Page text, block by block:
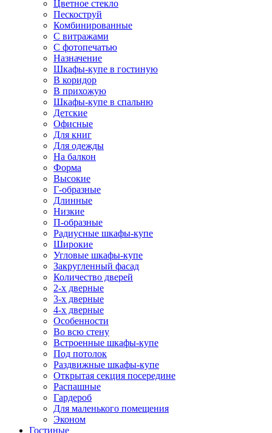
Цветное стекло
Пескоструй
Комбинированные
С витражами
С фотопечатью
Назначение
Шкафы-купе в гостиную
В коридор
В прихожую
Шкафы-купе в спальню
Детские
Офисные
Для книг
Для одежды
На балкон
Форма
Высокие
Г-образные
Длинные
Низкие
П-образные
Радиусные шкафы-купе
Широкие
Угловые шкафы-купе
Закругленный фасад
Количество дверей
2-х дверные
3-х дверные
4-х дверные
Особенности
Во всю стену
Встроенные шкафы-купе
Под потолок
Раздвижные шкафы-купе
Открытая секция посередине
Распашные
Гардероб
Для маленького помещения
Эконом
Гостиные